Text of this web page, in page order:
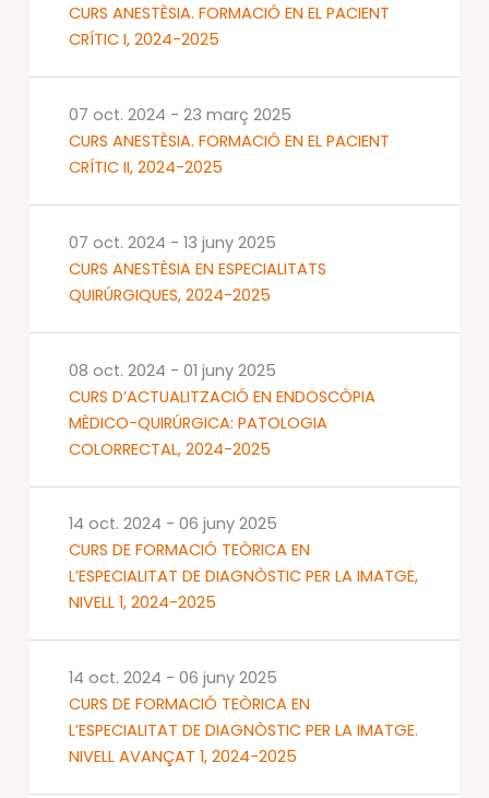
CURS ANESTÈSIA. FORMACIÓ EN EL PACIENT
CRÍTIC I, 2024-2025
CURS ANESTÈSIA. FORMACIÓ EN EL PACIENT
CRÍTIC II, 2024-2025
07 oct. 2024 - 23 març 2025
CURS ANESTÈSIA EN ESPECIALITATS
QUIRÚRGIQUES, 2024-2025
07 oct. 2024 - 13 juny 2025
CURS D’ACTUALITZACIÓ EN ENDOSCÒPIA
MÈDICO-QUIRÚRGICA: PATOLOGIA
COLORRECTAL, 2024-2025
08 oct. 2024 - 01 juny 2025
CURS DE FORMACIÓ TEÒRICA EN
L’ESPECIALITAT DE DIAGNÒSTIC PER LA IMATGE,
NIVELL 1, 2024-2025
14 oct. 2024 - 06 juny 2025
CURS DE FORMACIÓ TEÒRICA EN
L’ESPECIALITAT DE DIAGNÒSTIC PER LA IMATGE.
NIVELL AVANÇAT 1, 2024-2025
14 oct. 2024 - 06 juny 2025